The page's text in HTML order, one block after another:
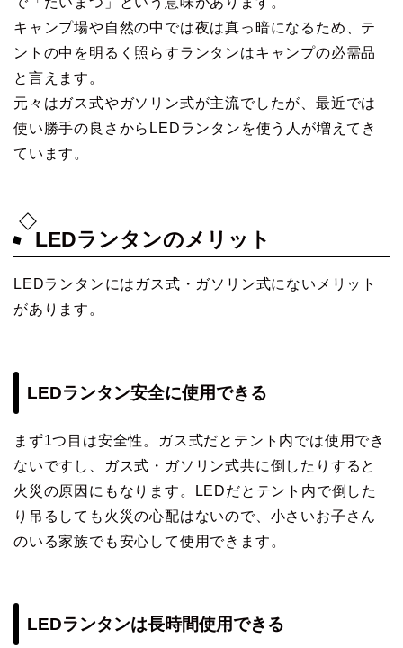
キャンプ場や自然の中では夜は真っ暗になるため、テ
ントの中を明るく照らすランタンはキャンプの必需品
と言えます。
元々はガス式やガソリン式が主流でしたが、最近では
使い勝手の良さからLEDランタンを使う人が増えてき
ています。
LEDランタンのメリット
LEDランタンにはガス式・ガソリン式にないメリット
があります。
LEDランタン安全に使用できる
まず1つ目は安全性。ガス式だとテント内では使用でき
ないですし、ガス式・ガソリン式共に倒したりすると
火災の原因にもなります。LEDだとテント内で倒した
り吊るしても火災の心配はないので、小さいお子さん
のいる家族でも安心して使用できます。
LEDランタンは長時間使用できる